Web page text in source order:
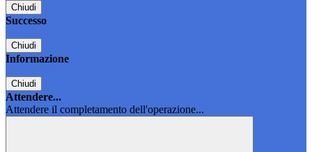
Chiudi
Successo
Chiudi
Informazione
Chiudi
Attendere...
Attendere il completamento dell'operazione...